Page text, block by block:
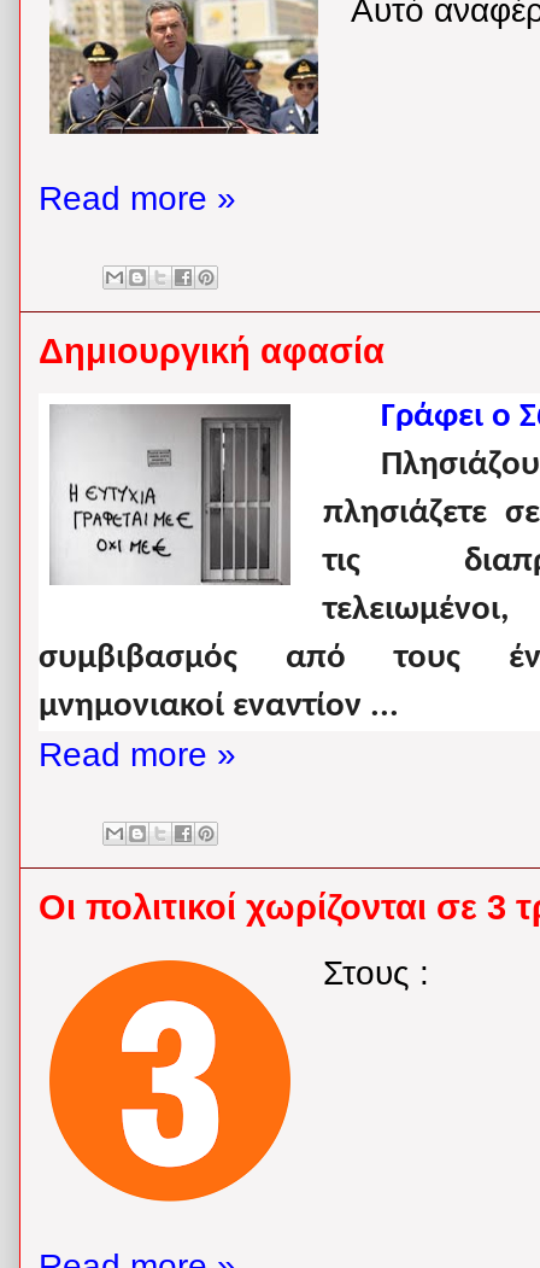
Αυτό
Read more »
Δημιουργική αφασία
Γράφει ο
πλησιάζετε
τις
συμβιβασμός από τους
μνημονιακοί εναντίον ...
Read more »
Οι πολιτικοί χωρίζονται σε 3
Στους :